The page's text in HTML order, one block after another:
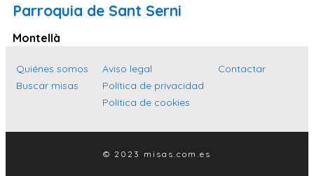
Santa Cruz de Tenerife
Cantabria
Islas Baleares
Las Palmas
Alicante
Parroquia de Sant Serni
Montellà
Quiénes somos
Buscar misas
Aviso legal
Política de privacidad
Política de cookies
Contactar
© 2023 misas.com.es